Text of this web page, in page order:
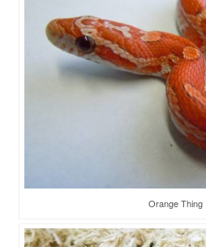
Orange Thing